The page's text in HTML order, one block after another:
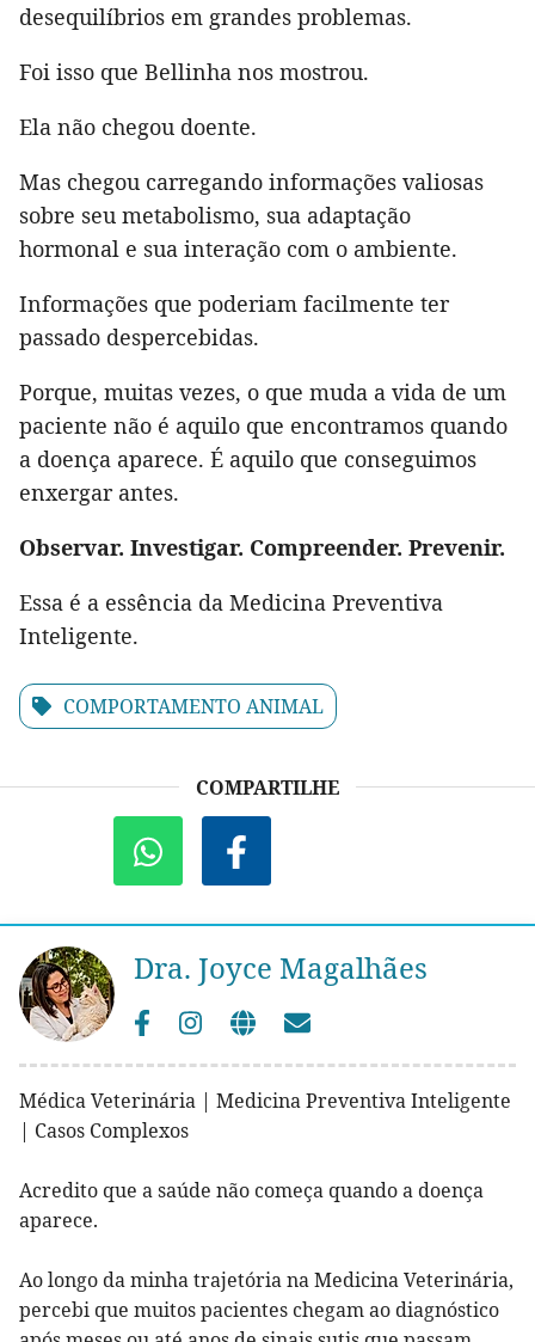
desequilíbrios em grandes problemas.
Foi isso que Bellinha nos mostrou.
Ela não chegou doente.
Mas chegou carregando informações valiosas
sobre seu metabolismo, sua adaptação
hormonal e sua interação com o ambiente.
Informações que poderiam facilmente ter
passado despercebidas.
Porque, muitas vezes, o que muda a vida de um
paciente não é aquilo que encontramos quando
a doença aparece. É aquilo que conseguimos
enxergar antes.
Observar. Investigar. Compreender. Prevenir.
Essa é a essência da Medicina Preventiva
Inteligente.
COMPORTAMENTO ANIMAL
COMPARTILHE
Dra. Joyce Magalhães
Médica Veterinária | Medicina Preventiva Inteligente
| Casos Complexos
Acredito que a saúde não começa quando a doença
aparece.
Ao longo da minha trajetória na Medicina Veterinária,
percebi que muitos pacientes chegam ao diagnóstico